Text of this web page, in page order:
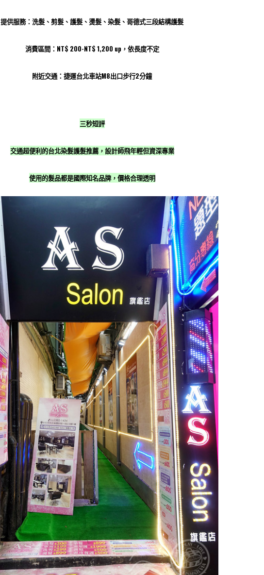
提供服務：洗髮、剪髮、護髮、燙髮、染髮、哥德式三段結構護髮
消費區間：NT$ 200-NT$ 1,200 up，依長度不定
附近交通：捷運台北車站M8出口步行2分鐘
三秒短評
交通超便利的台北染髮護髮推薦，設計師飛年輕但資深專業
使用的髮品都是國際知名品牌，價格合理透明